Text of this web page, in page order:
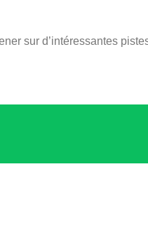
sur d’intéressantes